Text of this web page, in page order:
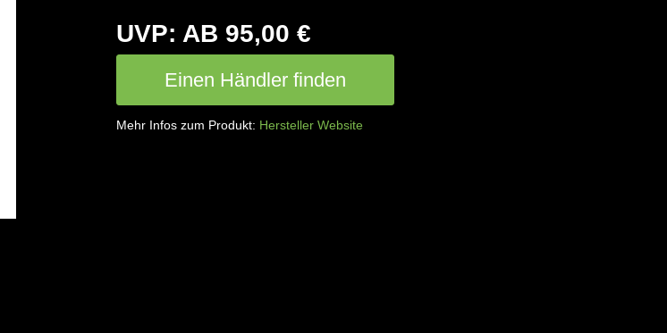
UVP: AB 95,00 €
Einen Händler finden
Mehr Infos zum Produkt: Hersteller Website